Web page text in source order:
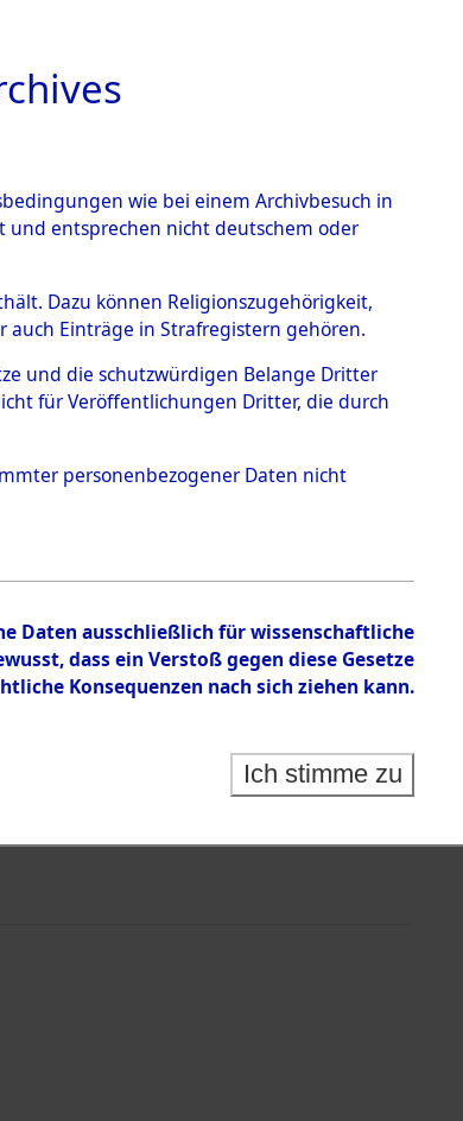
der ursprünglichen Inventarisierung
; 8.5.2017: Die Effekten wurden an die
wie bei einem Archivbesuch in
und entsprechen nicht deutschem oder
Dazu können Religionszugehörigkeit,
Einträge in Strafregistern gehören.
und die schutzwürdigen Belange Dritter
für Veröffentlichungen Dritter, die durch
personenbezogener Daten nicht
Daten ausschließlich für wissenschaftliche
dass ein Verstoß gegen diese Gesetze
Konsequenzen nach sich ziehen kann.
Ich stimme zu